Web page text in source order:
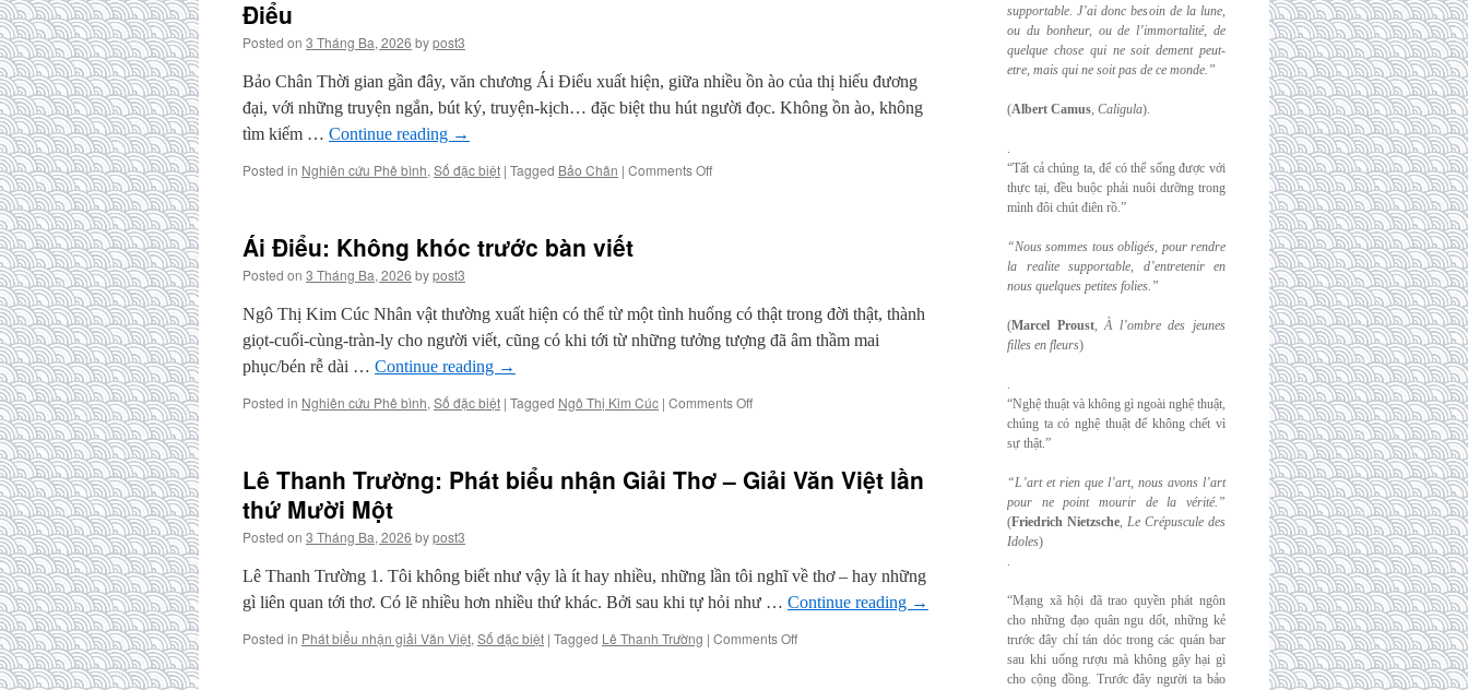
nhận
Giải
Văn
Việt
Điểu
Posted on 3 Tháng Ba, 2026 bypost3
Bảo Chân Thời gian gần đây, văn chương Ái Điểu xuất hiện, giữa nhiều ồn ào của thị hiếu đương
đại, với những truyện ngắn, bút ký, truyện-kịch… đặc biệt thu hút người đọc. Không ồn ào, không
tìm kiếm … Continue reading →
Posted in Nghiên cứu Phê bình, Số đặc biệt | Tagged Bảo Chân | Comments Offon
không
tên
trong
Ái
Ái Điểu: Không khóc trước bàn viết
Posted on 3 Tháng Ba, 2026 bypost3
Ngô Thị Kim Cúc Nhân vật thường xuất hiện có thể từ một tình huống có thật trong đời thật, thành
giọt-cuối-cùng-tràn-ly cho người viết, cũng có khi tới từ những tưởng tượng đã âm thầm mai
phục/bén rễ dài … Continue reading →
Posted in Nghiên cứu Phê bình, Số đặc biệt | Tagged Ngô Thị Kim Cúc | Comments Offon
khóc
Lê Thanh Trường: Phát biểu nhận Giải Thơ – Giải Văn Việt lần
thứ Mười Một
Posted on 3 Tháng Ba, 2026 bypost3
Lê Thanh Trường 1. Tôi không biết như vậy là ít hay nhiều, những lần tôi nghĩ về thơ – hay những
gì liên quan tới thơ. Có lẽ nhiều hơn nhiều thứ khác. Bởi sau khi tự hỏi như … Continue reading →
Posted in Phát biểu nhận giải Văn Việt, Số đặc biệt | Tagged Lê Thanh Trường | Comments Offon
supportable. J’ai donc besoin de la lune,
ou du bonheur, ou de l’immortalité, de
quelque chose qui ne soit dement peut-
etre, mais qui ne soit pas de ce monde.”
(Albert Camus, Caligula).
.
“Tất cả chúng ta, để có thể sống được với
thực tại, đều buộc phải nuôi dưỡng trong
mình đôi chút điên rồ.”
“Nous sommes tous obligés, pour rendre
la realite supportable, d’entretenir en
nous quelques petites folies.”
(Marcel Proust,À l’ombre des jeunes
filles en fleurs)
.
“Nghệ thuật và không gì ngoài nghệ thuật,
chúng ta có nghệ thuật để không chết vì
sự thật.”
“L’art et rien que l’art, nous avons l’art
pour ne point mourir de la vérité.”
(Friedrich Nietzsche, Le Crépuscule des
Idoles)
.
“Mạng xã hội đã trao quyền phát ngôn
cho những đạo quân ngu dốt, những kẻ
trước đây chỉ tán dóc trong các quán bar
sau khi uống rượu mà không gây hại gì
cho cộng đồng. Trước đây người ta bảo